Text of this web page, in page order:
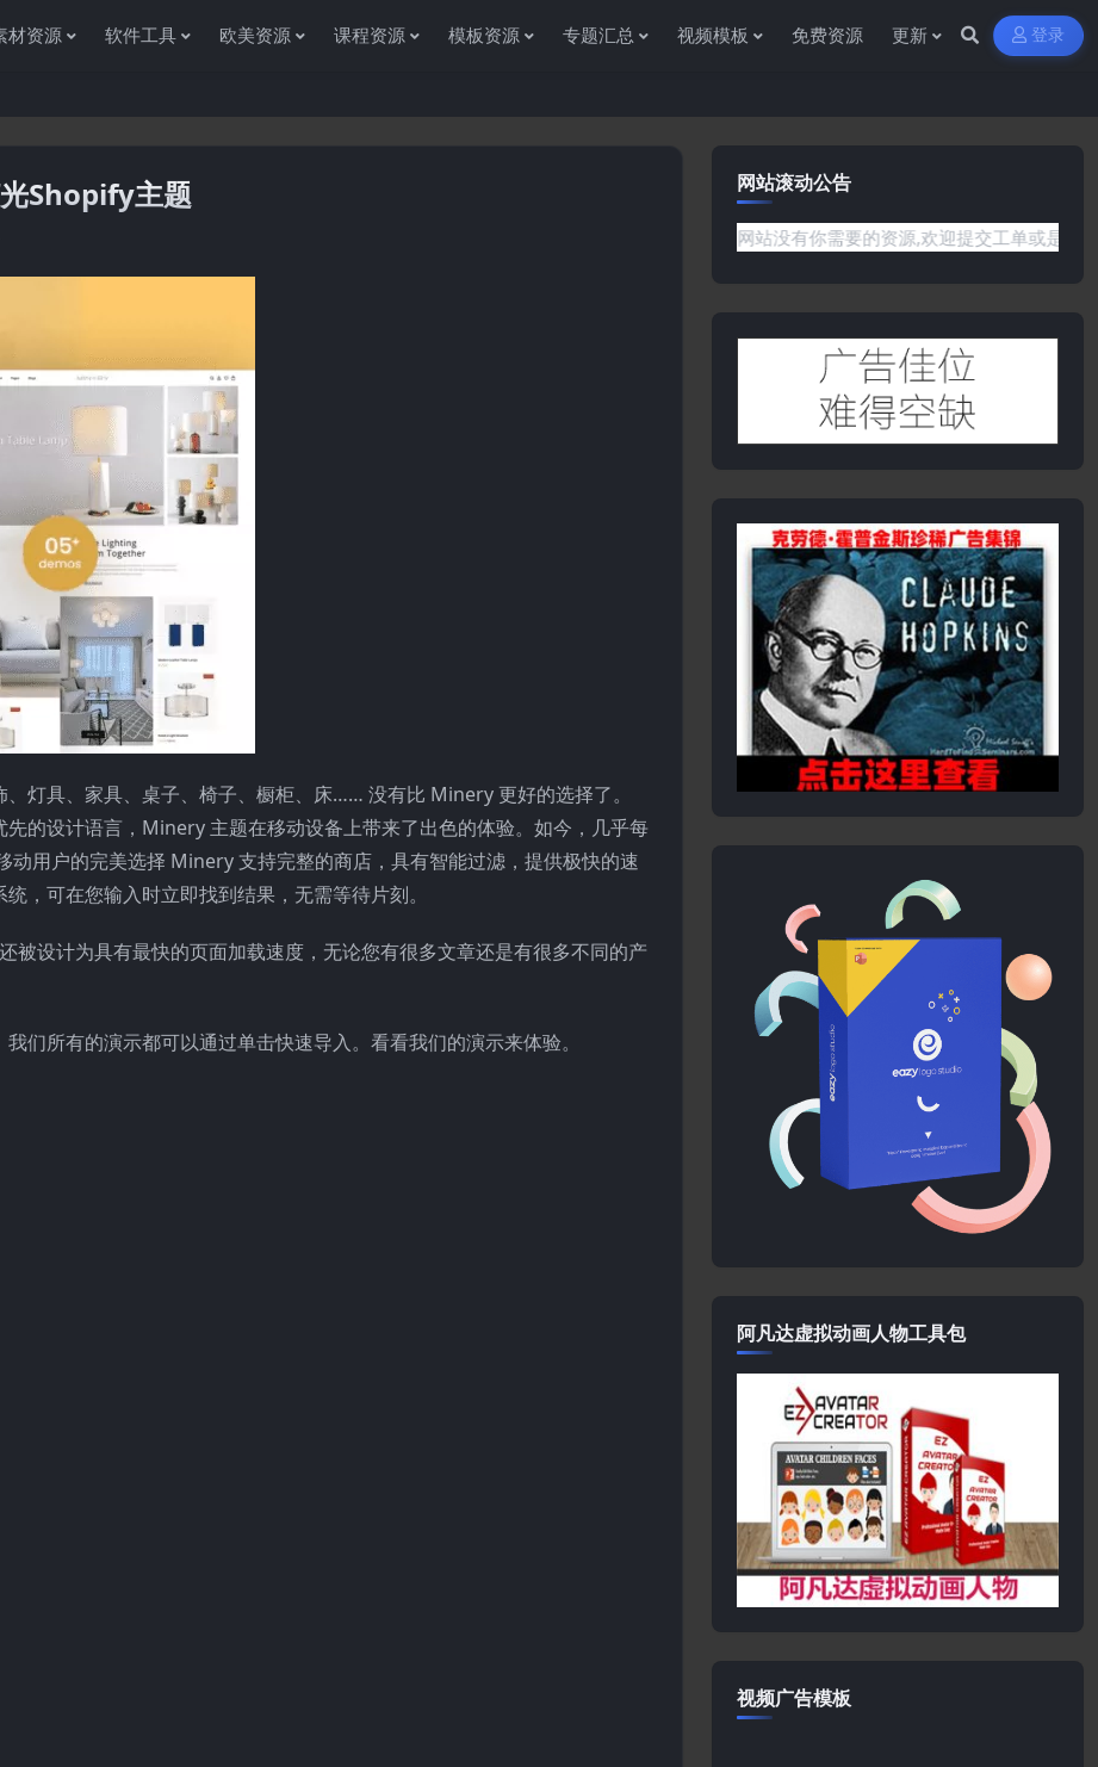
材资源 软件工具 欧美资源 课程资源 模板资源 专题汇总 视频模板 免费资源 更新 登录
Shopify主题
灯具、家具、桌子、椅子、橱柜、床…… 没有比 Minery 更好的选择了。
的设计语言，Minery 主题在移动设备上带来了出色的体验。如今，几乎每
用户的完美选择 Minery 支持完整的商店，具有智能过滤，提供极快的速
，可在您输入时立即找到结果，无需等待片刻。
被设计为具有最快的页面加载速度，无论您有很多文章还是有很多不同的产
们所有的演示都可以通过单击快速导入。看看我们的演示来体验。
网站滚动公告
感谢您访问资源杂货铺获取各种信息资源!如果遇到任何问题或是网站没有你需要的资源,欢迎提交工单或是添加客服微
阿凡达虚拟动画人物工具包
视频广告模板